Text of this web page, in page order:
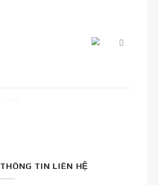
THÔNG TIN LIÊN HỆ